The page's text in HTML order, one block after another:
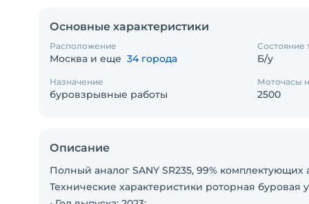
Основные характеристики
Расположение
Москва и еще 34 города
Состояние
Б/у
Назначение
буровзрывные работы
Моточасы
2500
Описание
Полный аналог SANY SR235, 99% комплектующих
Технические характеристики роторная буровая